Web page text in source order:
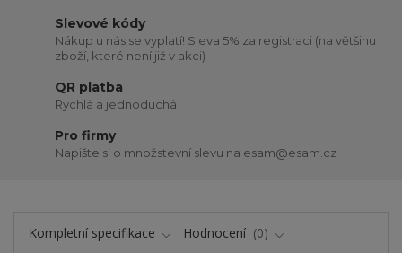
Slevové kódy
Nákup u nás se vyplatí! Sleva 5% za registraci (na většinu
zboží, které není již v akci)
QR platba
Rychlá a jednoduchá
Pro firmy
Napište si o množstevní slevu na esam@esam.cz
Kompletní specifikace Hodnocení 0